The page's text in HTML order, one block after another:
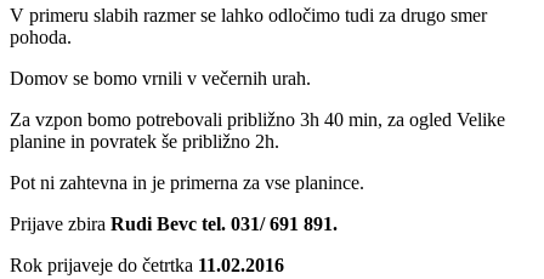
V primeru slabih razmer se lahko odločimo tudi za drugo smer
pohoda.
Domov se bomo vrnili v večernih urah.
Za vzpon bomo potrebovali približno 3h 40 min, za ogled Velike
planine in povratek še približno 2h.
Pot ni zahtevna in je primerna za vse planince.
Prijave zbira Rudi Bevc tel. 031/ 691 891.
Rok prijaveje do četrtka 11.02.2016